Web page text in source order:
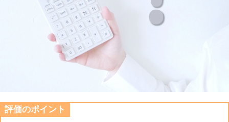
評価のポイント